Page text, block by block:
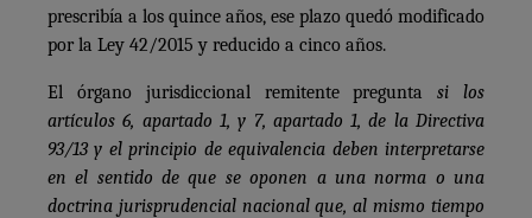
prescribía a los quince años, ese plazo quedó modificado
por la Ley 42/2015 y reducido a cinco años.
El órgano jurisdiccional remitente preguntasi los
artículos 6, apartado 1, y 7, apartado 1, de la Directiva
93/13 y el principio de equivalencia deben interpretarse
en el sentido de que se oponen a una norma o una
doctrina jurisprudencial nacional que, al mismo tiempo